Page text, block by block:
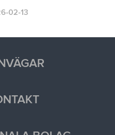
02-13
media